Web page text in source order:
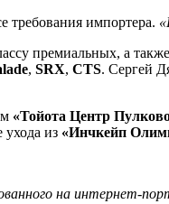
требования импортера.
премиальных, а
, SRX, CTS. Сергей
«Тойота Центр
ухода из «Инчкейп
на интернет-